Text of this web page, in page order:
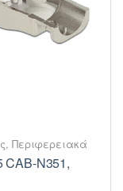
, Περιφερειακά
CAB-N351,